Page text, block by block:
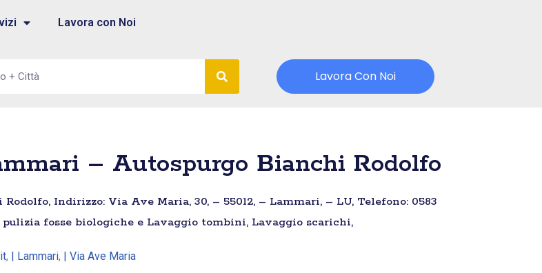
Lavora con Noi
Lavora Con Noi
– Autospurgo Bianchi Rodolfo
Indirizzo: Via Ave Maria, 30, – 55012, – Lammari, – LU, Telefono: 0583
fosse biologiche e Lavaggio tombini, Lavaggio scarichi,
, | Lammari, | Via Ave Maria